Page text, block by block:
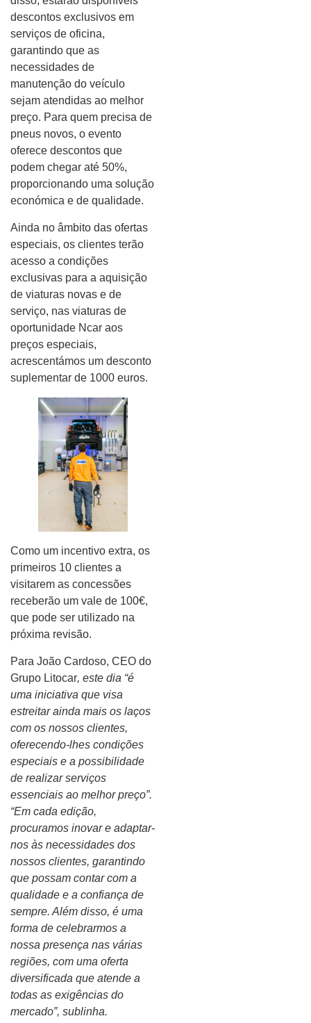
descontos exclusivos em
serviços de oficina,
garantindo que as
necessidades de
manutenção do veículo
sejam atendidas ao melhor
preço. Para quem precisa de
pneus novos, o evento
oferece descontos que
podem chegar até 50%,
proporcionando uma solução
económica e de qualidade.
Ainda no âmbito das ofertas
especiais, os clientes terão
acesso a condições
exclusivas para a aquisição
de viaturas novas e de
serviço, nas viaturas de
oportunidade Ncar aos
preços especiais,
acrescentámos um desconto
suplementar de 1000 euros.
Como um incentivo extra, os
primeiros 10 clientes a
visitarem as concessões
receberão um vale de 100€,
que pode ser utilizado na
próxima revisão.
Para João Cardoso, CEO do
Grupo Litocar, este dia “é
uma iniciativa que visa
estreitar ainda mais os laços
com os nossos clientes,
oferecendo-lhes condições
especiais e a possibilidade
de realizar serviços
essenciais ao melhor preço”.
“Em cada edição,
procuramos inovar e adaptar-
nos às necessidades dos
nossos clientes, garantindo
que possam contar com a
qualidade e a confiança de
sempre. Além disso, é uma
forma de celebrarmos a
nossa presença nas várias
regiões, com uma oferta
diversificada que atende a
todas as exigências do
mercado”, sublinha.